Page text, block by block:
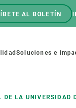
AL BOLETÍN
Soluciones e
LA UNIVERSIDAD